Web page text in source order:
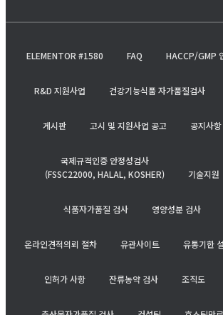
ELEMENTOR #1580 FAQ HACCP/GMP
R&D 지원사업 건강기능식품 자가품질검사
게시판 고시 및 지원사업 공고 공지사항
국제규격인증 안정성검사
(FSSC22000, HALAL, KOSHER)
기술지원
식품자가품질 검사 영양성분 검사
온라인견적의뢰 절차 유관사이트 유통기한
인허가 사항 잔류농약 검사 조직도